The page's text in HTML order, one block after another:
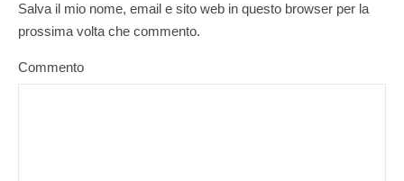
Salva il mio nome, email e sito web in questo browser per la
prossima volta che commento.
Commento